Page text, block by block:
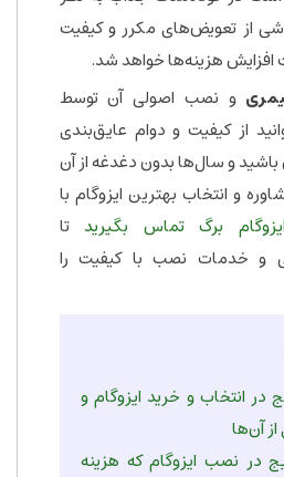
از تعویض‌های مکرر و کیفیت
افزایش هزینه‌ها خواهد شد.
و نصب اصولی آن توسط
از کیفیت و دوام عایق‌بندی
و سال‌ها بدون دغدغه از آن
و انتخاب بهترین ایزوگام با
ایزوگام برگ تماس بگیرید تا
و خدمات نصب با کیفیت را
در انتخاب و خرید ایزوگام و
آن‌ها
در نصب ایزوگام که هزینه